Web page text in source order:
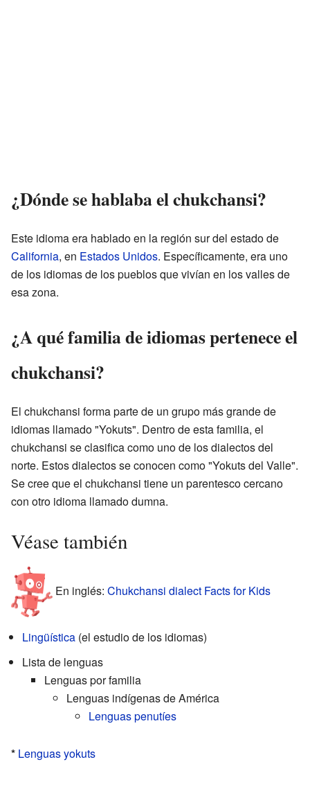
¿Dónde se hablaba el chukchansi?
Este idioma era hablado en la región sur del estado de
California, en Estados Unidos. Específicamente, era uno
de los idiomas de los pueblos que vivían en los valles de
esa zona.
¿A qué familia de idiomas pertenece el
chukchansi?
El chukchansi forma parte de un grupo más grande de
idiomas llamado "Yokuts". Dentro de esta familia, el
chukchansi se clasifica como uno de los dialectos del
norte. Estos dialectos se conocen como "Yokuts del Valle".
Se cree que el chukchansi tiene un parentesco cercano
con otro idioma llamado dumna.
Véase también
En inglés: Chukchansi dialect Facts for Kids
Lingüística (el estudio de los idiomas)
Lista de lenguas
Lenguas por familia
Lenguas indígenas de América
Lenguas penutíes
* Lenguas yokuts